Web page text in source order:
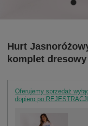
Hurt
komplet dresowy
Oferujemy sprzedaż
dopiero po